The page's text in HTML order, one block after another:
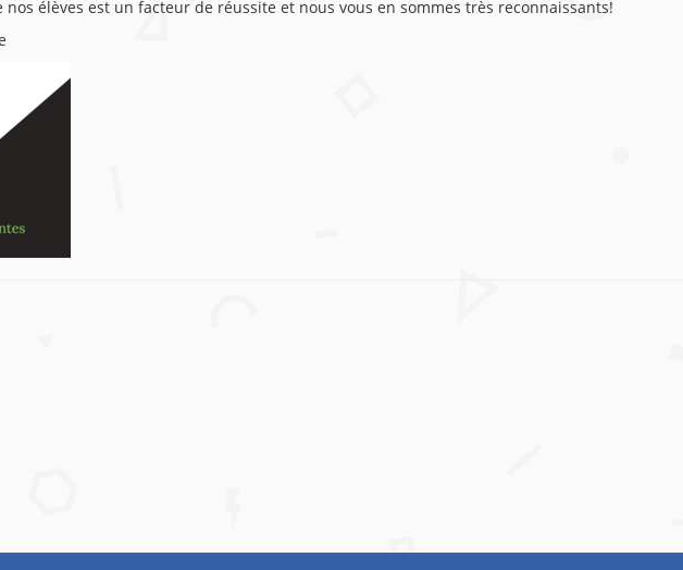
élèves est un facteur de réussite et nous vous en sommes très reconnaissants!